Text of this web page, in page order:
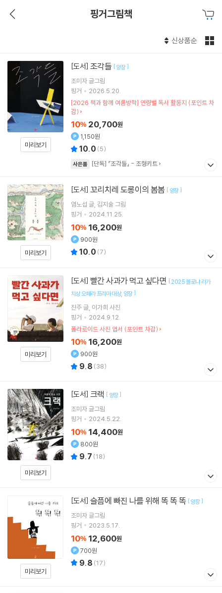
핑거그림책
신상품순
미리보기
[도서] 조각들 [양장]
조미자글그림
핑거
2026.5.20.
[2026 책과 함께 여름방학] 연령별 독서 활동지 (포인트 차
감)
10% 20,700원
1,150원
10.0 (5)
사은품 [단독] 『조각들』 - 조형키트
미리보기
[도서] 꼬리치레 도롱이의 봄봄 [ 양장]
염노섭 글 김지술그림
핑거
2024.11.25.
10% 16,200원
900원
10.0 (7)
미리보기
[도서] 빨간 사과가 먹고 싶다면 [2025 볼로냐 라가
치상 오페라 프리마 대상 양장]
진주글 이가희 사진
핑거
2024.9.12.
폴라로이드 사진 엽서 (포인트 차감)
10% 16,200원
900원
9.8 (38)
미리보기
[도서] 크랙 [ 양장]
조미자글그림
핑거
2024.5.22.
10% 14,400원
800원
9.7 (18)
미리보기
[도서] 슬픔에 빠진 나를 위해 똑 똑 똑 [양장]
조미자글그림
핑거
2023.5.17.
10% 12,600원
700원
9.8 (17)